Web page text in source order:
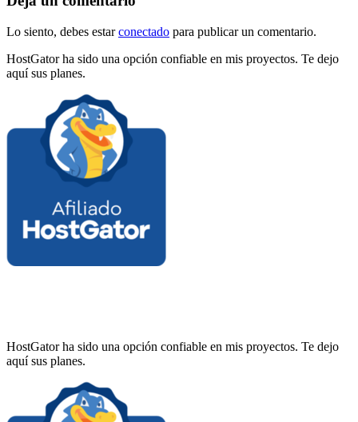
Lo siento, debes estarconectado para publicar un comentario.
HostGator ha sido una opción confiable en mis proyectos. Te dejo
aquí sus planes.
HostGator ha sido una opción confiable en mis proyectos. Te dejo
aquí sus planes.